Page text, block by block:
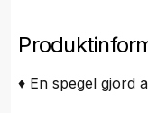
♦ En spegel gjord